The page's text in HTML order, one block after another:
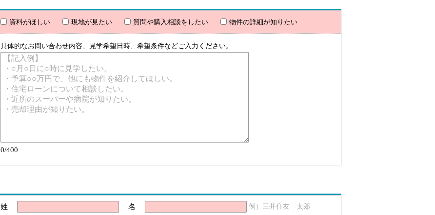
資料がほしい 現地が見たい 質問や購入相談をしたい 物件の詳細が知りたい
具体的なお問い合わせ内容、見学希望日時、希望条件などご入力ください。
0/400
姓 名 例）三井住友 太郎